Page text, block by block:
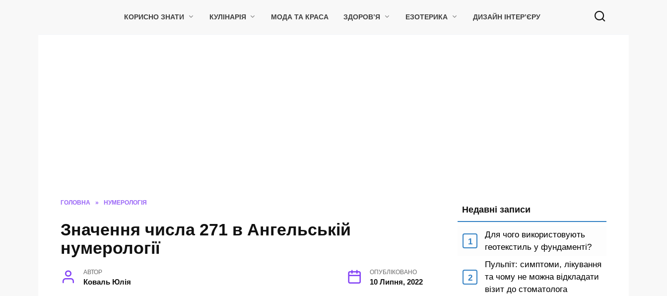
КОРИСНО ЗНАТИ КУЛІНАРІЯ МОДА ТА КРАСА ЗДОРОВ’Я ЕЗОТЕРИКА ДИЗАЙН ІНТЕР’ЄРУ
ГОЛОВНА » НУМЕРОЛОГІЯ
Значення числа 271 в Ангельській
нумерології
АВТОР
Коваль Юлія
ОПУБЛІКОВАНО
10 Липня, 2022
Недавні записи
Для чого використовують
геотекстиль у фундаменті?
Пульпіт: симптоми, лікування
та чому не можна відкладати
візит до стоматолога